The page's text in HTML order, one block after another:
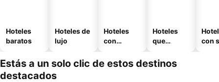
Hoteles
baratos
Hoteles de
lujo
Hoteles
con
Hoteles
que
mascotas
con
Estás a un solo clic de estos destinos
destacados